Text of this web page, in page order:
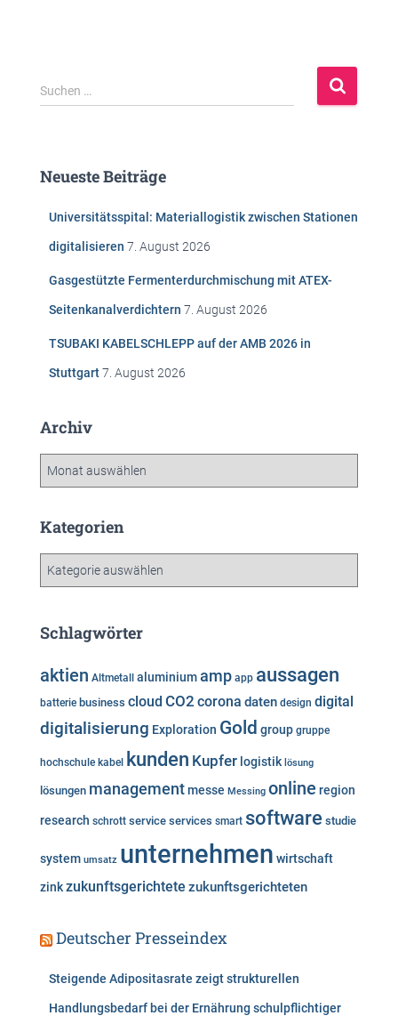
S
u
n
Suchen …
Neueste Beiträge
Universitätsspital: Materiallogistik zwischen Stationen
digitalisieren 7. August 2026
Gasgestützte Fermenterdurchmischung mit ATEX-
Seitenkanalverdichtern 7. August 2026
TSUBAKI KABELSCHLEPP auf der AMB 2026 in
Stuttgart7. August 2026
Archiv
h
Kategorien
g
r
i
n
Schlagwörter
aktien Altmetall aluminiumamp app aussagen
batterie business cloud CO2 corona daten design digital
digitalisierung Exploration Gold group gruppe
hochschule kabel kunden Kupfer logistik lösung
lösungen managementmesse Messing online region
research schrott service services smart software studie
system umsatz unternehmen wirtschaft
zinkzukunftsgerichtete zukunftsgerichteten
Deutscher Presseindex
Steigende Adipositasrate zeigt strukturellen
Handlungsbedarf bei der Ernährung schulpflichtiger